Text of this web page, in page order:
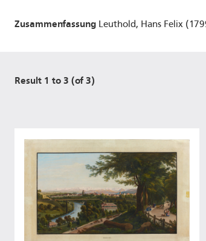
Zusammenfassung Leuthold, Hans Felix
Result 1 to 3 (of 3)